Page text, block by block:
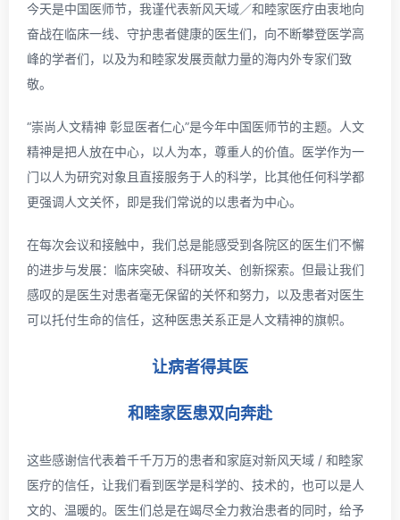
今天是中国医师节，我谨代表新风天域／和睦家医疗由衷地向
奋战在临床一线、守护患者健康的医生们，向不断攀登医学高
峰的学者们，以及为和睦家发展贡献力量的海内外专家们致
敬。
“崇尚人文精神 彰显医者仁心”是今年中国医师节的主题。人文
精神是把人放在中心，以人为本，尊重人的价值。医学作为一
门以人为研究对象且直接服务于人的科学，比其他任何科学都
更强调人文关怀，即是我们常说的以患者为中心。
在每次会议和接触中，我们总是能感受到各院区的医生们不懈
的进步与发展：临床突破、科研攻关、创新探索。但最让我们
感叹的是医生对患者毫无保留的关怀和努力，以及患者对医生
可以托付生命的信任，这种医患关系正是人文精神的旗帜。
让病者得其医
和睦家医患双向奔赴
这些感谢信代表着千千万万的患者和家庭对新风天域 / 和睦家
医疗的信任，让我们看到医学是科学的、技术的，也可以是人
文的、温暖的。医生们总是在竭尽全力救治患者的同时，给予